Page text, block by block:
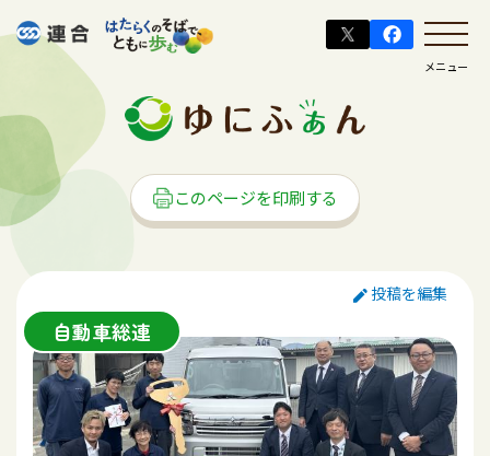
メニュー
このページを印刷する
投稿を編集
自動車総連